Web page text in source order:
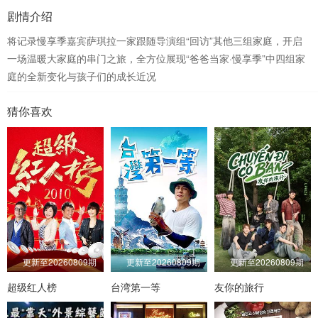
剧情介绍
将记录慢享季嘉宾萨琪拉一家跟随导演组“回访”其他三组家庭，开启
一场温暖大家庭的串门之旅，全方位展现“爸爸当家·慢享季”中四组家
庭的全新变化与孩子们的成长近况
猜你喜欢
更新至20260809期
超级红人榜
更新至20260809期
台湾第一等
更新至20260809期
友你的旅行